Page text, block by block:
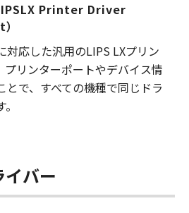
Printer Driver
対応した汎用のLIPS LXプリン
プリンターポートやデバイス情
とで、すべての機種で同じドラ
バー